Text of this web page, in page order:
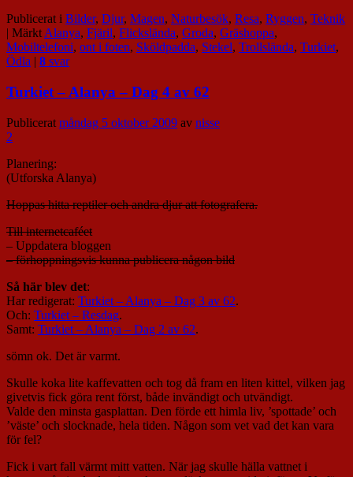
Publicerat i Bilder, Djur, Magen, Naturbesök, Resa, Ryggen, Teknik
| Märkt Alanya, Fjäril, Flickslända, Groda, Gräshoppa,
Mobiltelefoni, ont i foten, Sköldpadda, Stekel, Trollslända, Turkiet,
Ödla | 8 svar
Turkiet – Alanya – Dag 4 av 62
Publicerat måndag 5 oktober 2009 av nisse
2
Planering:
(Utforska Alanya)
Hoppas hitta reptiler och andra djur att fotografera.
Till internetcaféet
– Uppdatera bloggen
– förhoppningsvis kunna publicera någon bild
Så här blev det:
Har redigerat: Turkiet – Alanya – Dag 3 av 62.
Och: Turkiet – Resdag.
Samt: Turkiet – Alanya – Dag 2 av 62.
sömn ok. Det är varmt.
Skulle koka lite kaffevatten och tog då fram en liten kittel, vilken jag
givetvis fick göra rent först, både invändigt och utvändigt.
Valde den minsta gasplattan. Den förde ett himla liv, ’spottade’ och
’väste’ och slocknade, hela tiden. Någon som vet vad det kan vara
för fel?
Fick i vart fall värmt mitt vatten. När jag skulle hälla vattnet i